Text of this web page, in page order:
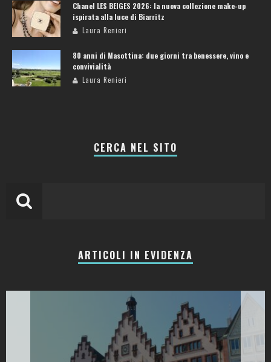
Chanel LES BEIGES 2026: la nuova collezione make-up
ispirata alla luce di Biarritz
Laura Renieri
80 anni di Masottina: due giorni tra benessere, vino e
convivialità
Laura Renieri
CERCA NEL SITO
ARTICOLI IN EVIDENZA